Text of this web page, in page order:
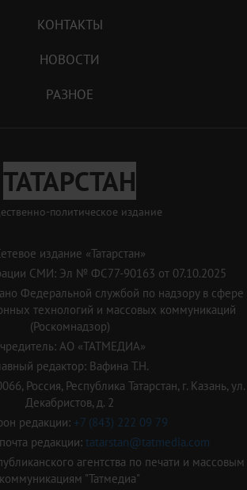
КОНТАКТЫ
НОВОСТИ
РАЗНОЕ
ТАТАРСТАН
политическое издание
издание «Татарстан»
СМИ: Эл № ФС77-90163 от 07.10.2025
Федеральной службой по надзору в сфере
технологий и массовых коммуникаций
(Роскомнадзор)
АО «ТАТМЕДИА»
редактор: Вафина Т.Н.
Россия, Республика Татарстан, г. Казань, ул.
Декабристов, д. 2
редакции: +7 (843) 222 09 79
редакции: tatarstan@tatmedia.com
агентства по печати и массовым
коммуникациям "Татмедиа"